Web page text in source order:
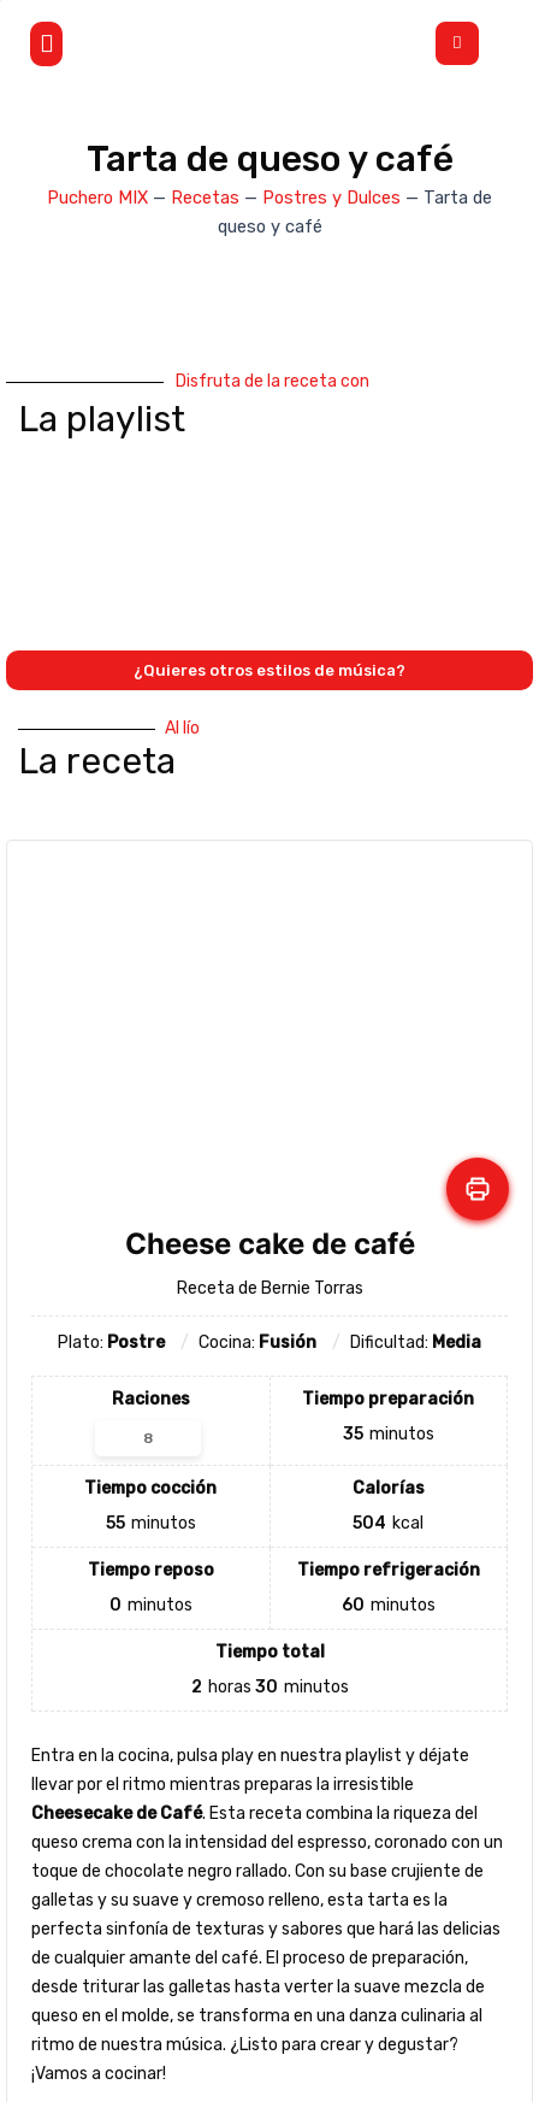
contenido
Flyout
Menu
Tarta de queso y café
Puchero MIX — Recetas — Postres y Dulces — Tarta de
queso y café
Al lío
La receta
Cheese cake de café
Receta de Bernie Torras
Plato: Postre Cocina: Fusión Dificultad: Media
Raciones
Tiempo preparación
35 minutos
Tiempo cocción
55 minutos
Calorías
504 kcal
Tiempo reposo
0 minutos
Tiempo refrigeración
60 minutos
Tiempo total
2 horas 30 minutos
Entra en la cocina, pulsa play en nuestra playlist y déjate
llevar por el ritmo mientras preparas la irresistible
Cheesecake de Café. Esta receta combina la riqueza del
queso crema con la intensidad del espresso, coronado con un
toque de chocolate negro rallado. Con su base crujiente de
galletas y su suave y cremoso relleno, esta tarta es la
perfecta sinfonía de texturas y sabores que hará las delicias
de cualquier amante del café. El proceso de preparación,
desde triturar las galletas hasta verter la suave mezcla de
queso en el molde, se transforma en una danza culinaria al
ritmo de nuestra música. ¿Listo para crear y degustar?
¡Vamos a cocinar!
Disfruta de la receta con
La playlist
¿Quieres otros estilos de música?